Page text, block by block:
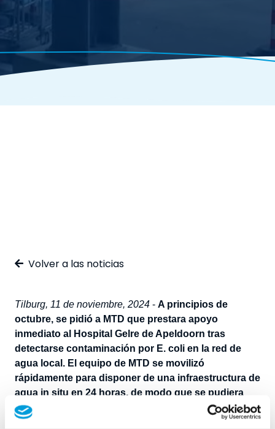
Volver a las noticias
Tilburg, 11 de noviembre, 2024 - A principios de
octubre, se pidió a MTD que prestara apoyo
inmediato al Hospital Gelre de Apeldoorn tras
detectarse contaminación por E. coli en la red de
agua local. El equipo de MTD se movilizó
rápidamente para disponer de una infraestructura de
agua in situ en 24 horas, de modo que se pudiera
suministrar agua fiable y los servicios esenciales del
hospital pudieran seguir funcionando.